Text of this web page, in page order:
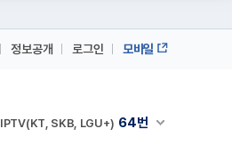
정보공개 로그인 모바일
채널안내 펼쳐
IPTV(KT, SKB, LGU+) 64번